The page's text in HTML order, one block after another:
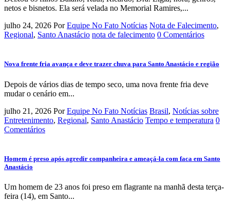
netos e bisnetos. Ela será velada no Memorial Ramires,...
julho 24, 2026 Por Equipe No Fato Notícias Nota de Falecimento,
Regional, Santo Anastácio nota de falecimento 0 Comentários
Nova frente fria avança e deve trazer chuva para Santo Anastácio e região
Depois de vários dias de tempo seco, uma nova frente fria deve
mudar o cenário em...
julho 21, 2026 Por Equipe No Fato Notícias Brasil, Notícias sobre
Entretenimento, Regional, Santo Anastácio Tempo e temperatura 0
Comentários
Homem é preso após agredir companheira e ameaçá-la com faca em Santo
Anastácio
Um homem de 23 anos foi preso em flagrante na manhã desta terça-
feira (14), em Santo...